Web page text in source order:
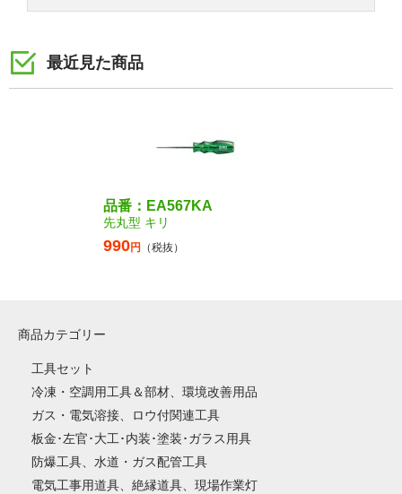
最近見た商品
品番：EA567KA
先丸型 キリ
990円 （税抜）
商品カテゴリー
工具セット
冷凍・空調用工具＆部材、環境改善用品
ガス・電気溶接、ロウ付関連工具
板金･左官･大工･内装･塗装･ガラス用具
防爆工具、水道・ガス配管工具
電気工事用道具、絶縁道具、現場作業灯